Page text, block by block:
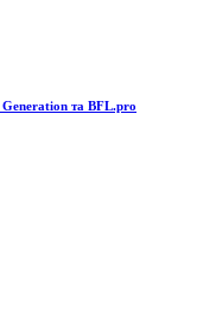
Generation та BFL.pro